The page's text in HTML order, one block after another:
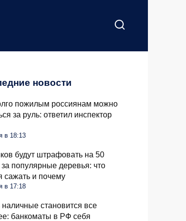
новости
пожилым россиянам можно
за руль: ответил инспектор
в 18:13
будут штрафовать на 50
популярные деревья: что
сажать и почему
в 17:18
становится все
банкоматы в РФ себя